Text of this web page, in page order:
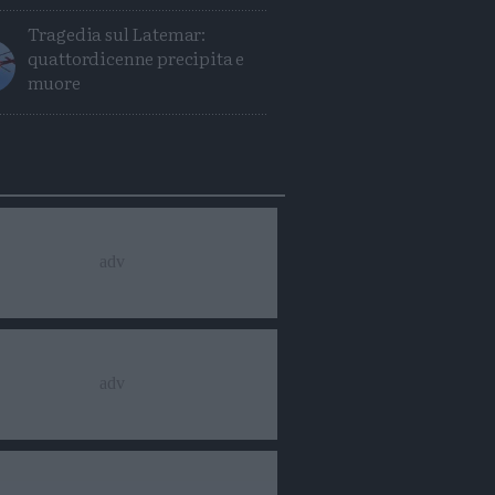
Tragedia sul Latemar:
quattordicenne precipita e
muore